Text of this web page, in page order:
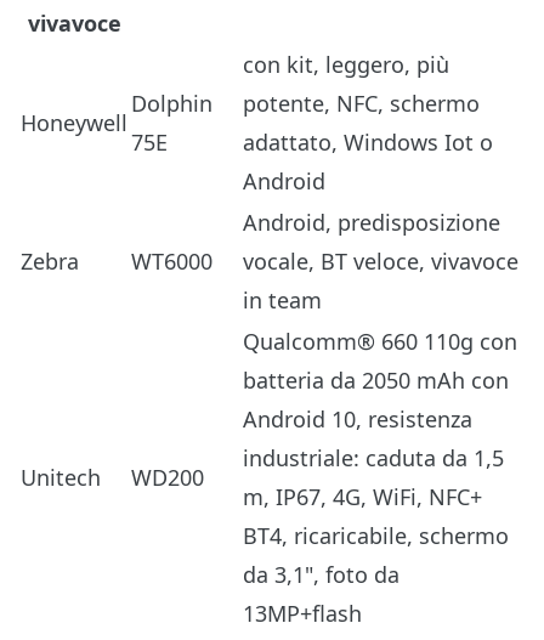
vivavoce
Honeywell
Dolphin
75E
con kit, leggero, più
potente, NFC, schermo
adattato, Windows Iot o
Android
Zebra WT6000
Android, predisposizione
vocale, BT veloce, vivavoce
in team
Unitech WD200
Qualcomm® 660 110g con
batteria da 2050 mAh con
Android 10, resistenza
industriale: caduta da 1,5
m, IP67, 4G, WiFi, NFC+
BT4, ricaricabile, schermo
da 3,1", foto da
13MP+flash